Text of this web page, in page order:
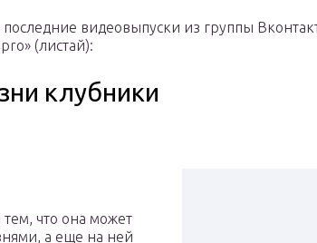
видеовыпуски из группы
(листай):
клубники
что она может
а еще на ней